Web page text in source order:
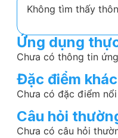
Không tìm thấy
Ứng dụng
Chưa có thông tin
Đặc điểm
Chưa có đặc điểm
Câu hỏi
Chưa có câu hỏi